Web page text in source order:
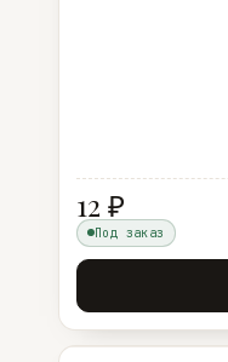
12 ₽
Под заказ